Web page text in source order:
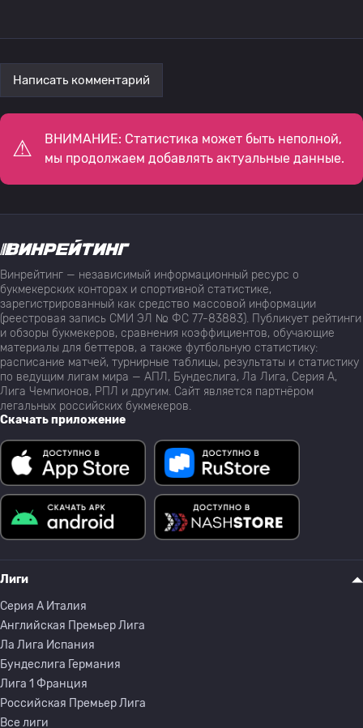
Написать комментарий
ВНИМАНИЕ: Статистика может быть неполной,
мы продолжаем добавлять актуальные данные.
Винрейтинг — независимый информационный ресурс о
букмекерских конторах и спортивной статистике,
зарегистрированный как средство массовой информации
(реестровая запись СМИ ЭЛ № ФС 77-83883). Публикует рейтинги
и обзоры букмекеров, сравнения коэффициентов, обучающие
материалы для беттеров, а также футбольную статистику:
расписание матчей, турнирные таблицы, результаты и статистику
по ведущим лигам мира — АПЛ, Бундеслига, Ла Лига, Серия А,
Лига Чемпионов, РПЛ и другим. Сайт является партнёром
легальных российских букмекеров.
Скачать приложение
Лиги
Серия A Италия
Английская Премьер Лига
Ла Лига Испания
Бундеслига Германия
Лига 1 Франция
Российская Премьер Лига
Все лиги